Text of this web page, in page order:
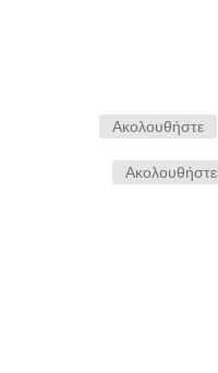
Ακολουθήστε
Ακολουθήστε